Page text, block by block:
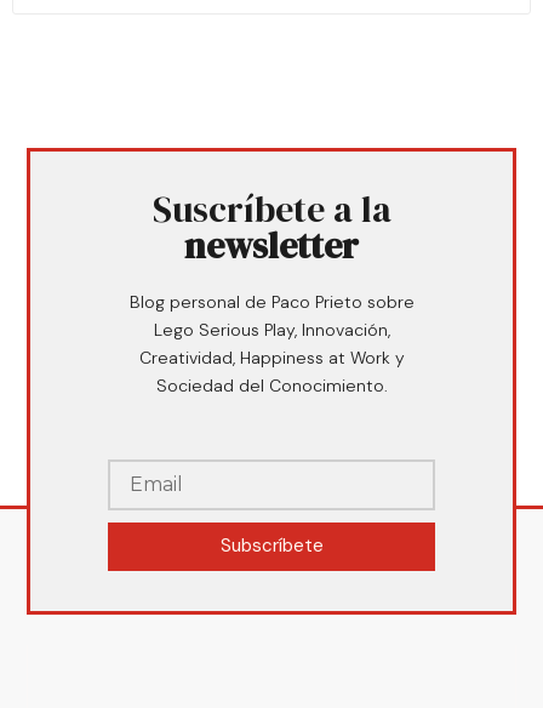
Suscríbete a la
newsletter
Blog personal de Paco Prieto sobre
Lego Serious Play, Innovación,
Creatividad, Happiness at Work y
Sociedad del Conocimiento.
Subscríbete